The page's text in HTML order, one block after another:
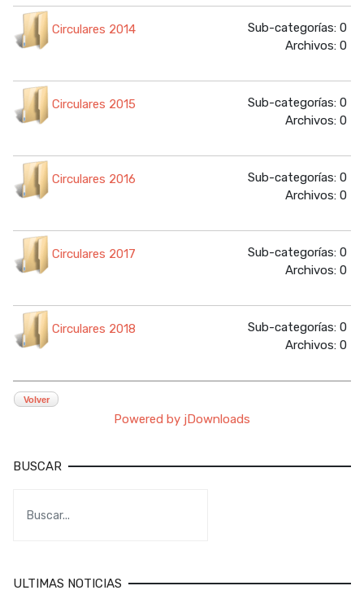
Circulares 2014
Sub-categorías: 0
Archivos: 0
Circulares 2015
Sub-categorías: 0
Archivos: 0
Circulares 2016
Sub-categorías: 0
Archivos: 0
Circulares 2017
Sub-categorías: 0
Archivos: 0
Circulares 2018
Sub-categorías: 0
Archivos: 0
Volver
Powered by jDownloads
BUSCAR
ULTIMAS NOTICIAS